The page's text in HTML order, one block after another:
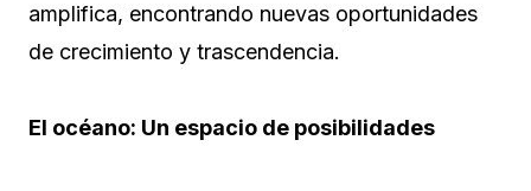
amplifica, encontrando nuevas oportunidades
de crecimiento y trascendencia.
El océano: Un espacio de posibilidades